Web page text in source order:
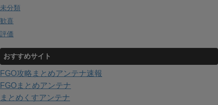
未分類
歓喜
評価
おすすめサイト
FGO攻略まとめアンテナ速報
FGOまとめアンテナ
まとめくすアンテナ